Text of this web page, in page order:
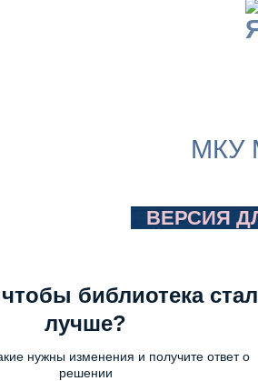
МКУ
ВЕРСИЯ
библиотека
лучше?
нужны изменения и получите ответ о
решении